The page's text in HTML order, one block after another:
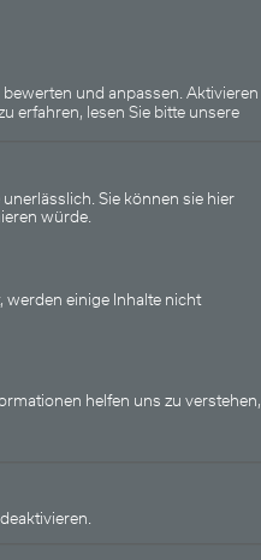
markiert
und anpassen. Aktivieren
erfahren, lesen Sie bitte unsere
Sie können sie hier
würde.
werden einige Inhalte nicht
helfen uns zu verstehen,